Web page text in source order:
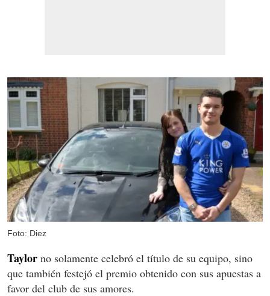
Foto: Diez
Taylor no solamente celebró el título de su equipo, sino
que también festejó el premio obtenido con sus apuestas a
favor del club de sus amores.